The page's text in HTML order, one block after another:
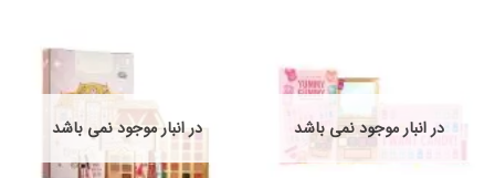
در انبار موجود نمی باشد در انبار موجود نمی باشد